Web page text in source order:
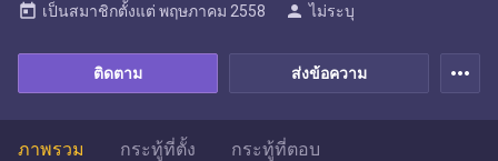
ส่งข้อความ
ติดตาม
today เป็นสมาชิกตั้งแต่ พฤษภาคม 2558 person ไม่ระบุ
more_horiz
ภาพรวม กระทู้ที่ตั้ง กระทู้ที่ตอบ